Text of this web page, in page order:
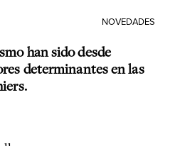
NOVEDADES
han sido desde
determinantes en las